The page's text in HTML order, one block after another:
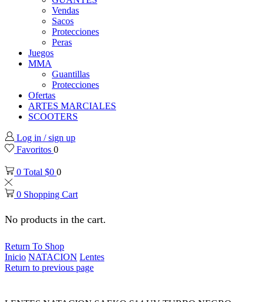
Vendas
Sacos
Protecciones
Peras
Juegos
MMA
Guantillas
Protecciones
Ofertas
ARTES MARCIALES
SCOOTERS
Log in / sign up
Favoritos 0
0 Total $0 0
0 Shopping Cart
No products in the cart.
Return To Shop
Inicio NATACION Lentes
Return to previous page